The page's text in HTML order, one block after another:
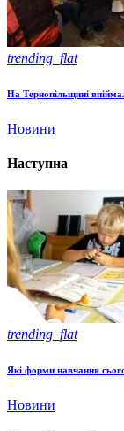
trending_flat
На Тернопільщині
Новини
Наступна
trending_flat
Які форми навчання
Новини